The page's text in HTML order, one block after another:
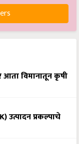
आता विमानातून कृषी
उत्पादन प्रकल्पाचे